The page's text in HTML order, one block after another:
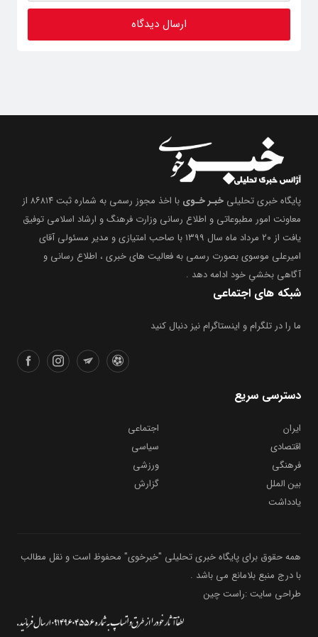
پایگاه خبری تحلیلی خبـر خـوی
با اخذ مجوز رسمی به شماره ثبت ۸۶۸۱۴ از
معاونت امور مطبوعاتی و اطلاع رسانی وزارت فرهنگ و ارشاد اسلامی توفیق
یافت از ۲۰ مرداد ماه سال ۱۳۹۹ با صاحب امتیازی و مدیر مسئولی آقای
امیرعلی موسوی بصورت رسمی به فعالیت های خبری ، اطلاع رسانی و
آگاهی بخشیِ خود ادامه دهد .
شبکه های اجتماعی
ما را در تلگرام و اینستاگرام نیز دنبال کنید
دسترسی سریع
ایران
اجتماعی
اقتصادی
سیاسی
فرهنگی
ورزشی
بین الملل
گزارش
یادداشت
همه حقوق برای پایگاه خبری تحلیلی "خبرخوی" محفوظ است و نقل مطالب
با درج منبع بلامانع می باشد .
طراحی سایت :راست چین